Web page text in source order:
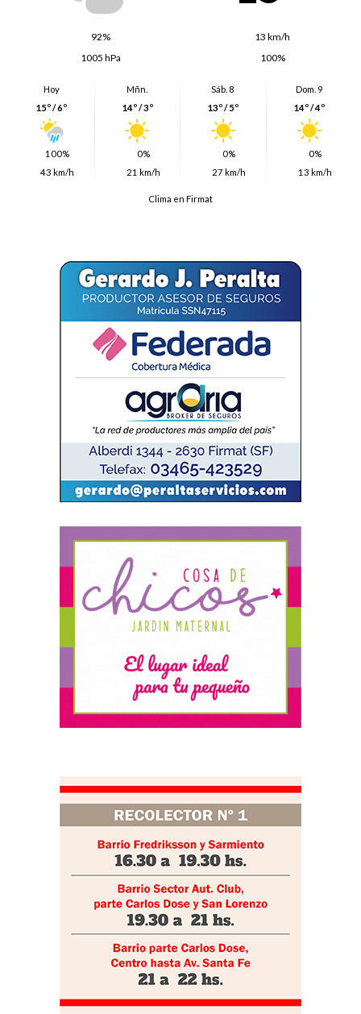
92%
13 km/h
1005 hPa
100%
Hoy
15º / 6º
100%
43 km/h
Mñn.
14º / 3º
0%
21 km/h
Sáb. 8
13º / 5º
0%
27 km/h
Dom. 9
14º / 4º
0%
13 km/h
Clima en Firmat